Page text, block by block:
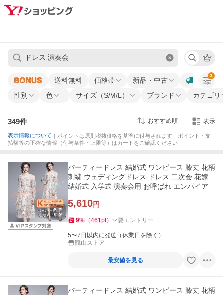
送料無料 価格帯
新品・中古
性別
色 サイズ（S/M/L） ブランド カテゴリ
3
349件 おすすめ順 表示
表示情報について ｜ポイントは原則税抜価格を基準に付与されます｜ポイント・支
払額等の正確な情報（付与条件・上限等）はカートをご確認ください
パーティードレス 結婚式 ワンピース 膝丈 花柄
刺繍 ウェディングドレス ドレス 二次会 花嫁
結婚式 入学式 演奏会用 お呼ばれ エンパイア
5,610円
9% （461pt） 要エントリー
5〜7日以内に発送（休業日を除く）
観山ストア
最安値を見る
パーティードレス 結婚式 ワンピース 膝丈 花柄